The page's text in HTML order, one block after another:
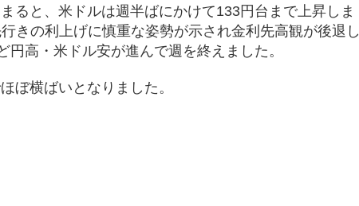
ると、米ドルは週半ばにかけて133円台まで上昇しま
きの利上げに慎重な姿勢が示され金利先高観が後退し
高・米ドル安が進んで週を終えました。
ぼ横ばいとなりました。